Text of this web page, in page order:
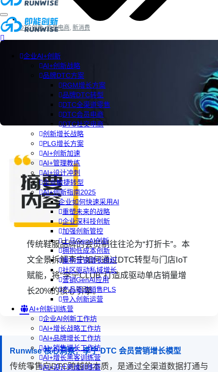
企业AI+创新
AI+创新战略
品牌DTC方案
RGM增长方案
品牌DTC转型
DTC全渠道零售
DTC会员电商
DTC社交电商
创新增长战略
PLG增长方案
AI+创新加速
AI+管理教练
AI+设计冲刺
企业敏捷转型
AI+创新指南2025
企业如何快速采用AI
重塑未来的战略
企业深科技创新
加强创新管控
上马GenAI创新
拥抱低成本创新
重构营销增长组织
社区驱动私域增长
营销GenAI应用
产品驱动销售PLS
导入创新运营
AI+创新训练营
企业AI创新工作坊
AI+增长战略工作坊
AI+品牌增长工作坊
AI+销售增长工作坊
AI+增长黑客训练营
AI+设计思维训练营
DTC创新,会员电商 新消费
传统鞋服品牌的会员制往往沦为“打折卡”。本
文全景拆解李宁如何通过DTC转型与门店IoT
赋能，将“李宁CLUB”打造成驱动单店销量增
长20%的核心引擎。
Runwise 核心洞察：李宁 DTC 会员营销增长模型
传统零售向DTC跨越的本质，是通过全渠道数据打通与